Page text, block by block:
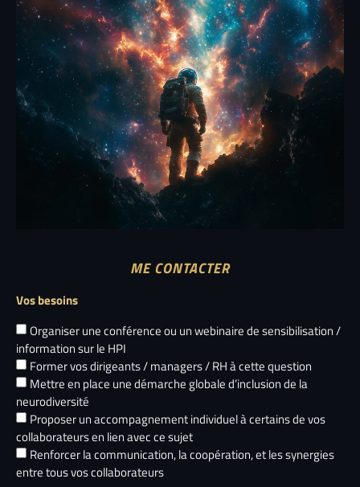
ME CONTACTER
Vos besoins
Organiser une conférence ou un webinaire de sensibilisation /
information sur le HPI
Former vos dirigeants / managers / RH à cette question
Mettre en place une démarche globale d’inclusion de la
neurodiversité
Proposer un accompagnement individuel à certains de vos
collaborateurs en lien avec ce sujet
Renforcer la communication, la coopération, et les synergies
entre tous vos collaborateurs